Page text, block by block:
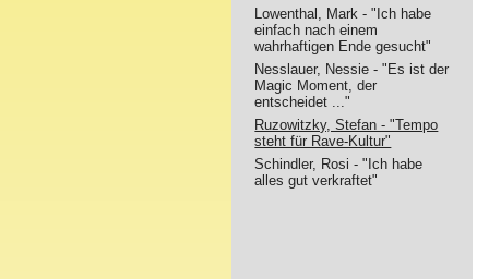
Lowenthal, Mark - "Ich habe
einfach nach einem
wahrhaftigen Ende gesucht"
Nesslauer, Nessie - "Es ist der
Magic Moment, der
entscheidet ..."
Ruzowitzky, Stefan - "Tempo
steht für Rave-Kultur"
Schindler, Rosi - "Ich habe
alles gut verkraftet"